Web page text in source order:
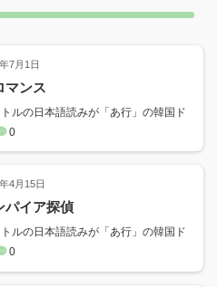
7月1日
マンス
ルの日本語読みが「あ行」の韓国ド
0
4月15日
パイア探偵
ルの日本語読みが「あ行」の韓国ド
0